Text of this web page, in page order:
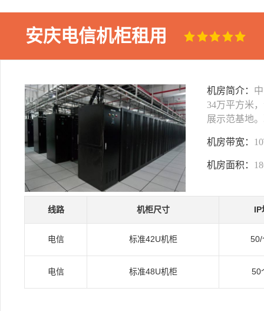
安庆电信机柜租用
机房简介：
34万平方米
展示范基地
机房带宽：
机房面积：
线路 机柜尺寸 IP
电信 标准42U机柜 50/
电信 标准48U机柜 50